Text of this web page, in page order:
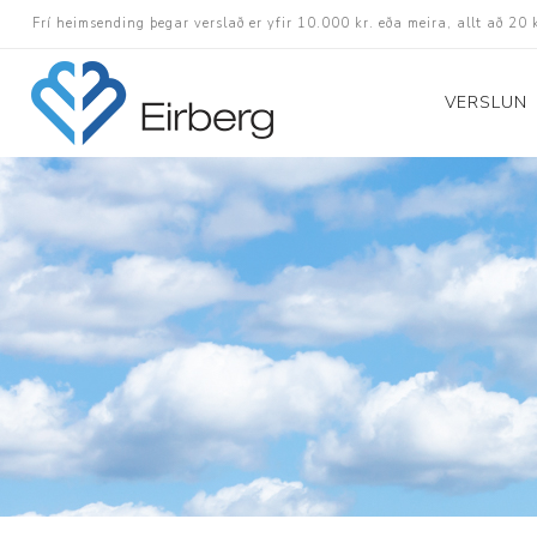
Frí heimsending þegar verslað er yfir 10.000 kr. eða meira, allt að 20
VERSLUN
Skór
Götuskór
Hlaupaskór
Utanvega- og
Barnaskór
Eldri skór á afslætti